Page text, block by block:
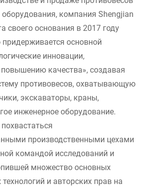
компания Shengjian
своего основания в 2017 году
придерживается основной
инновации,
качества», создавая
противовесов, охватывающую
экскаваторы, краны,
инженерное оборудование.
производственными цехами
командой исследований и
множество основных
и авторских прав на